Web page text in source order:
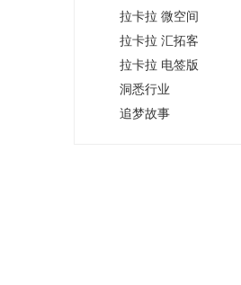
拉卡拉 微空间
拉卡拉 汇拓客
拉卡拉 电签版
洞悉行业
追梦故事